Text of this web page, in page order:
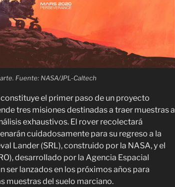
Fuente: NASA/JPL-Caltech
el primer paso de un proyecto
tres misiones destinadas a traer muestras a
exhaustivos. El rover recolectará
cuidadosamente para su regreso a la
Lander (SRL), construido por la NASA, y el
desarrollado por la Agencia Espacial
ser lanzados en los próximos años para
muestras del suelo marciano.